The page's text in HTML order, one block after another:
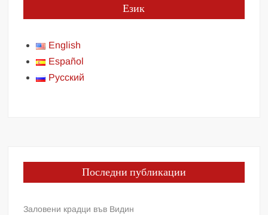
Език
English
Español
Русский
Последни публикации
Заловени крадци във Видин